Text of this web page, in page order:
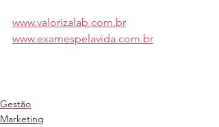
www.valorizalab.com.br
www.examespelavida.com.br
Gestão
Marketing